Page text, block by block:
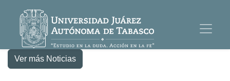
Ver más Noticias